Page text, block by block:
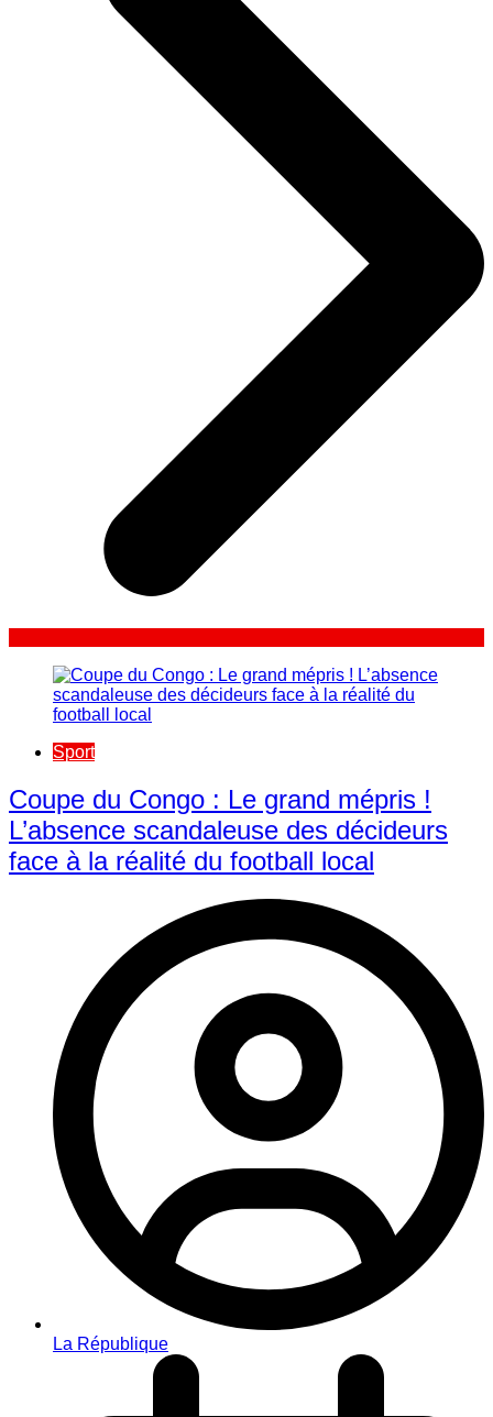
Sport
​Coupe du Congo : Le grand mépris !
L’absence scandaleuse des décideurs
face à la réalité du football local
La République